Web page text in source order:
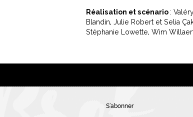
Réalisation et scénario :
Blandin, Julie Robert et Selia
Stéphanie Lowette, Wim
S’abonner